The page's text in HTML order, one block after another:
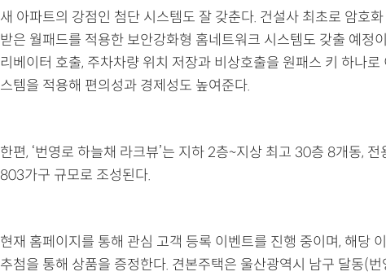
새 아파트의 강점인 첨단 시스템도 잘 갖춘다. 건설사 최초로 암호
받은 월패드를 적용한 보안강화형 홈네트워크 시스템도 갖출 예정
리베이터 호출, 주차차량 위치 저장과 비상호출을 원패스 키 하나로
스템을 적용해 편의성과 경제성도 높여준다.
한편, ‘번영로 하늘채 라크뷰’는 지하 2층~지상 최고 30층 8개동,
803가구 규모로 조성된다.
현재 홈페이지를 통해 관심 고객 등록 이벤트를 진행 중이며, 해당
추첨을 통해 상품을 증정한다. 견본주택은 울산광역시 남구 달동(